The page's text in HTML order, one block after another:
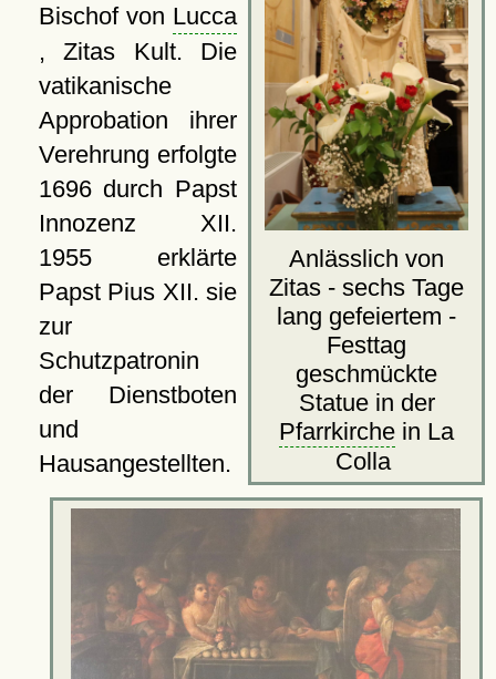
Anlässlich von
Zitas - sechs Tage
lang gefeiertem -
Festtag
geschmückte
Statue in der
Pfarrkirche in La
Colla
Bischof von Lucca
, Zitas Kult. Die
vatikanische
Approbation ihrer
Verehrung erfolgte
1696durch Papst
Innozenz XII.
1955 erklärte
Papst Pius XII. sie
zur
Schutzpatronin
der Dienstboten
und
Hausangestellten.